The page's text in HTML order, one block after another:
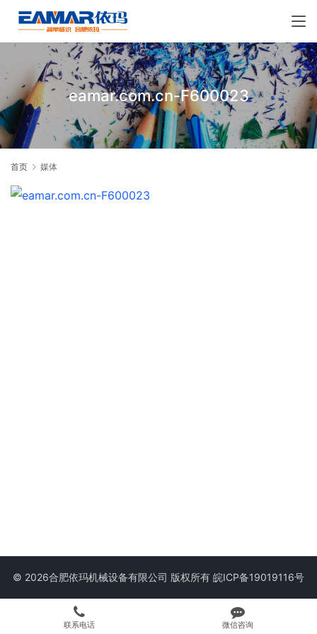
eamar.com.cn-F600023
首页 媒体
© 2026合肥依玛机械设备有限公司 版权所有 皖ICP备19019116号
联系电话 微信咨询